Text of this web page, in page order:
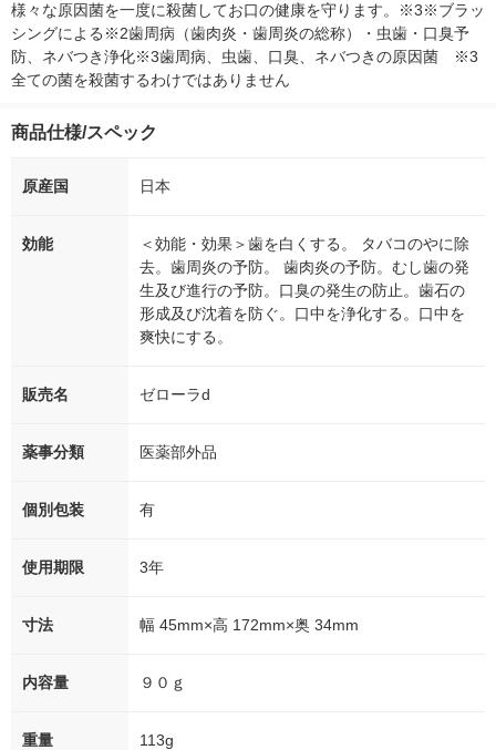
様々な原因菌を一度に殺菌してお口の健康を守ります。※3※ブラッ
シングによる※2歯周病（歯肉炎・歯周炎の総称）・虫歯・口臭予
防、ネバつき浄化※3歯周病、虫歯、口臭、ネバつきの原因菌　※3
全ての菌を殺菌するわけではありません
商品仕様/スペック
原産国 日本
効能
＜効能・効果＞歯を白くする。 タバコのやに除
去。歯周炎の予防。 歯肉炎の予防。むし歯の発
生及び進行の予防。口臭の発生の防止。歯石の
形成及び沈着を防ぐ。口中を浄化する。口中を
爽快にする。
販売名 ゼローラd
薬事分類 医薬部外品
個別包装 有
使用期限 3年
寸法 幅 45mm×高 172mm×奥 34mm
内容量 ９０ｇ
重量 113g